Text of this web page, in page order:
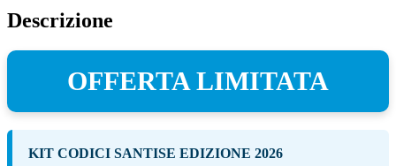
Descrizione
OFFERTA LIMITATA
KIT CODICI SANTISE EDIZIONE 2026